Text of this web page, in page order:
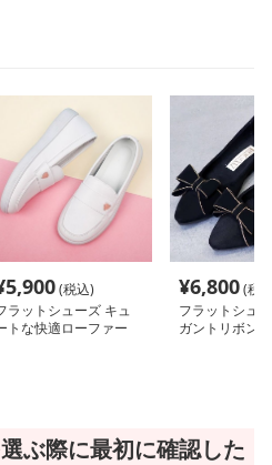
5,900(税込)
ラットシューズ キュ
トな快適ローファー
¥6,800(税
フラットシュ
ガントリボン
ぶ際に最初に確認した